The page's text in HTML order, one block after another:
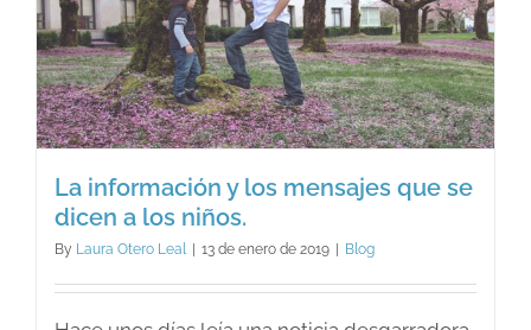
La información y los mensajes que se
dicen a los niños.
By Laura Otero Leal 13 de enero de 2019 Blog